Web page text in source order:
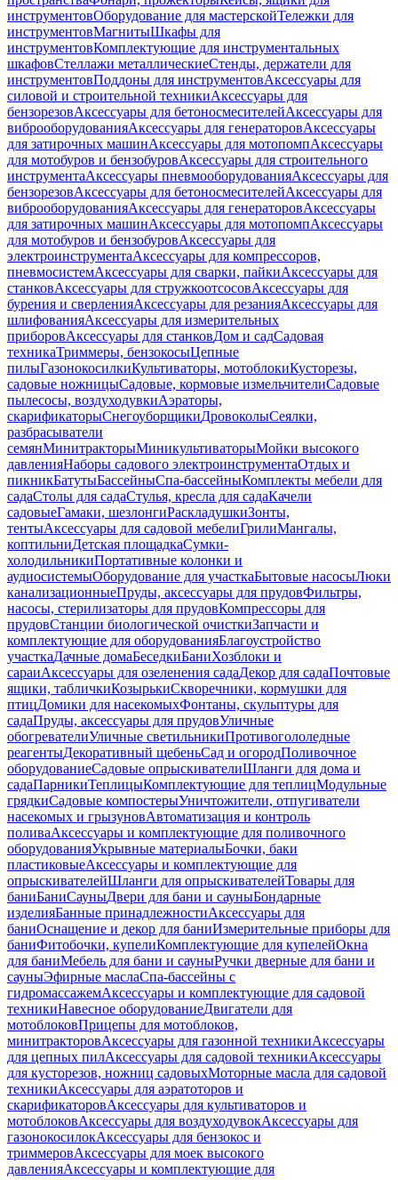
инструментовОборудование для мастерскойТележки для
инструментовМагнитыШкафы для
инструментовКомплектующие для инструментальных
шкафовСтеллажи металлическиеСтенды, держатели для
инструментовПоддоны для инструментовАксессуары для
силовой и строительной техникиАксессуары для
бензорезовАксессуары для бетоносмесителейАксессуары для
виброоборудованияАксессуары для генераторовАксессуары
для затирочных машинАксессуары для мотопомпАксессуары
для мотобуров и бензобуровАксессуары для строительного
инструментаАксессуары пневмооборудованияАксессуары для
бензорезовАксессуары для бетоносмесителейАксессуары для
виброоборудованияАксессуары для генераторовАксессуары
для затирочных машинАксессуары для мотопомпАксессуары
для мотобуров и бензобуровАксессуары для
электроинструментаАксессуары для компрессоров,
пневмосистемАксессуары для сварки, пайкиАксессуары для
станковАксессуары для стружкоотсосовАксессуары для
бурения и сверленияАксессуары для резанияАксессуары для
шлифованияАксессуары для измерительных
приборовАксессуары для станковДом и садСадовая
техникаТриммеры, бензокосыЦепные
пилыГазонокосилкиКультиваторы, мотоблокиКусторезы,
садовые ножницыСадовые, кормовые измельчителиСадовые
пылесосы, воздуходувкиАэраторы,
скарификаторыСнегоуборщикиДровоколыСеялки,
разбрасыватели
семянМинитракторыМиникультиваторыМойки высокого
давленияНаборы садового электроинструментаОтдых и
пикникБатутыБассейныСпа-бассейныКомплекты мебели для
садаСтолы для садаСтулья, кресла для садаКачели
садовыеГамаки, шезлонгиРаскладушкиЗонты,
тентыАксессуары для садовой мебелиГрилиМангалы,
коптильниДетская площадкаСумки-
холодильникиПортативные колонки и
аудиосистемыОборудование для участкаБытовые насосыЛюки
канализационныеПруды, аксессуары для прудовФильтры,
насосы, стерилизаторы для прудовКомпрессоры для
прудовСтанции биологической очисткиЗапчасти и
комплектующие для оборудованияБлагоустройство
участкаДачные домаБеседкиБаниХозблоки и
сараиАксессуары для озеленения садаДекор для садаПочтовые
ящики, табличкиКозырькиСкворечники, кормушки для
птицДомики для насекомыхФонтаны, скульптуры для
садаПруды, аксессуары для прудовУличные
обогревателиУличные светильникиПротивогололедные
реагентыДекоративный щебеньСад и огородПоливочное
оборудованиеСадовые опрыскивателиШланги для дома и
садаПарникиТеплицыКомплектующие для теплицМодульные
грядкиСадовые компостерыУничтожители, отпугиватели
насекомых и грызуновАвтоматизация и контроль
поливаАксессуары и комплектующие для поливочного
оборудованияУкрывные материалыБочки, баки
пластиковыеАксессуары и комплектующие для
опрыскивателейШланги для опрыскивателейТовары для
баниБаниСауныДвери для бани и сауныБондарные
изделияБанные принадлежностиАксессуары для
баниОснащение и декор для баниИзмерительные приборы для
баниФитобочки, купелиКомплектующие для купелейОкна
для баниМебель для бани и сауныРучки дверные для бани и
сауныЭфирные маслаСпа-бассейны с
гидромассажемАксессуары и комплектующие для садовой
техникиНавесное оборудованиеДвигатели для
мотоблоковПрицепы для мотоблоков,
минитракторовАксессуары для газонной техникиАксессуары
для цепных пилАксессуары для садовой техникиАксессуары
для кусторезов, ножниц садовыхМоторные масла для садовой
техникиАксессуары для аэратоторов и
скарификаторовАксессуары для культиваторов и
мотоблоковАксессуары для воздуходувокАксессуары для
газонокосилокАксессуары для бензокос и
триммеровАксессуары для моек высокого
давленияАксессуары и комплектующие для